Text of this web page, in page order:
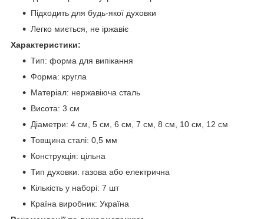
Підходить для будь-якої духовки
Легко миється, не іржавіє
Характеристики:
Тип: форма для випікання
Форма: кругла
Матеріал: нержавіюча сталь
Висота: 3 см
Діаметри: 4 см, 5 см, 6 см, 7 см, 8 см, 10 см, 12 см
Товщина сталі: 0,5 мм
Конструкція: цільна
Тип духовки: газова або електрична
Кількість у наборі: 7 шт
Країна виробник: Україна